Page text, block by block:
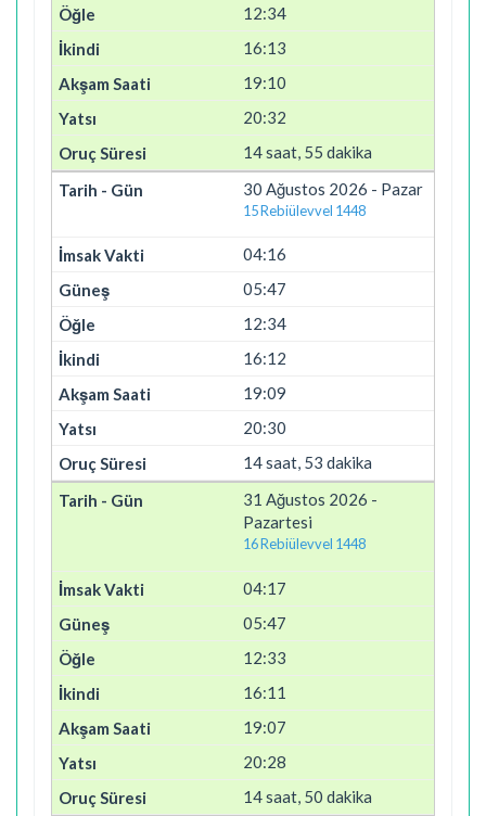
12:34
16:13
19:10
20:32
14 saat, 55 dakika
30 Ağustos 2026 - Pazar
15 Rebiülevvel 1448
04:16
05:47
12:34
16:12
19:09
20:30
14 saat, 53 dakika
31 Ağustos 2026 -
Pazartesi
16 Rebiülevvel 1448
04:17
05:47
12:33
16:11
19:07
20:28
14 saat, 50 dakika